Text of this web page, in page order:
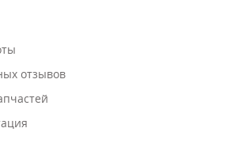
отзывов